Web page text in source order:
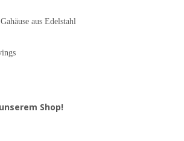
aus Edelstahl
Shop!